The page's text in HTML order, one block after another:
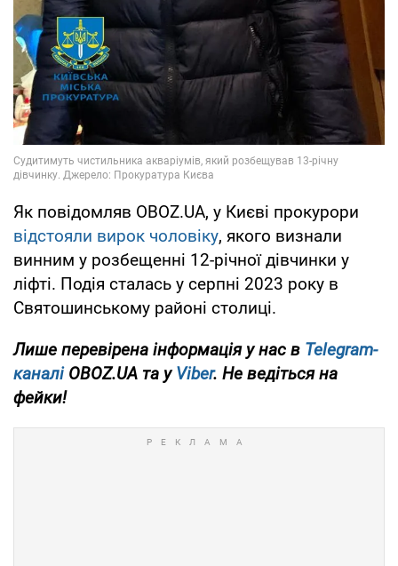
Як повідомляв OBOZ.UA, у Києві прокурори
відстояли вирок чоловіку, якого визнали
винним у розбещенні 12-річної дівчинки у
ліфті. Подія сталась у серпні 2023 року в
Святошинському районі столиці.
Лише перевірена інформація у нас в Telegram-
каналіOBOZ.UA та уViber. Не ведіться на
фейки!